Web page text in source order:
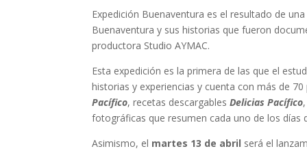
Expedición Buenaventura es el resultado de
Buenaventura y sus historias que fueron
productora Studio AYMAC.
Esta expedición es la primera de las que el
historias y experiencias y cuenta con más de
Pacífico, recetas descargablesDelicias Pacífico
fotográficas que resumen cada uno de los días
Asimismo, el martes 13 de abril será el